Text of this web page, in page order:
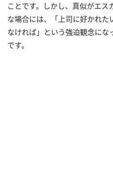
ことです。しかし、真似がエス
な場合には、「上司に好かれ
なければ」という強迫観念にな
です。